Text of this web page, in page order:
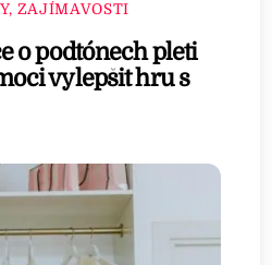
ZAJÍMAVOSTI
o podtónech pleti
vylepšit hru s